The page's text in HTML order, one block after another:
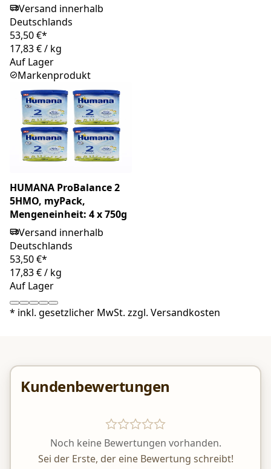
Versand innerhalb
Deutschlands
53,50 €*
17,83 €/ kg
Auf Lager
Markenprodukt
HUMANA ProBalance 2
5HMO, myPack,
Mengeneinheit: 4 x 750g
Versand innerhalb
Deutschlands
53,50 €*
17,83 €/ kg
Auf Lager
* inkl. gesetzlicher MwSt. zzgl. Versandkosten
Kundenbewertungen
Noch keine Bewertungen vorhanden.
Sei der Erste, der eine Bewertung schreibt!